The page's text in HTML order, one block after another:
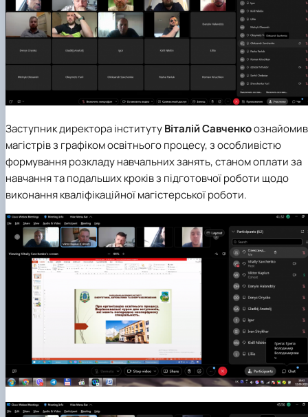
Заступник директора інститутуВіталій Савченкоознайомив
магістрів з графіком освітнього процесу, з особливістю
формування розкладу навчальних занять, станом оплати за
навчання та подальших кроків з підготовчої роботи щодо
виконання кваліфікаційної магістерської роботи.